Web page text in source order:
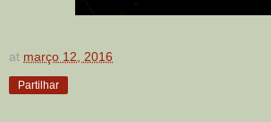
at março 12, 2016
Partilhar